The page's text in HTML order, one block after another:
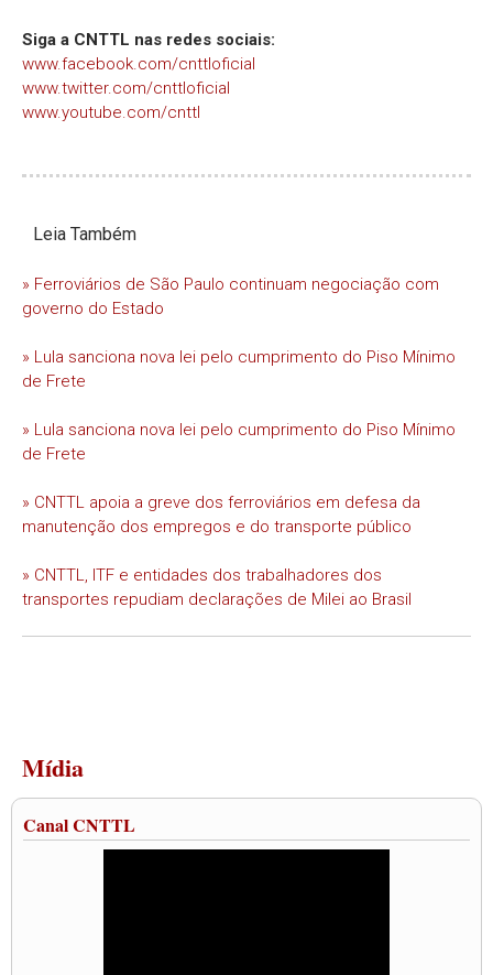
Siga a CNTTL nas redes sociais:
www.facebook.com/cnttloficial
www.twitter.com/cnttloficial
www.youtube.com/cnttl
Leia Também
» Ferroviários de São Paulo continuam negociação com
governo do Estado
» Lula sanciona nova lei pelo cumprimento do Piso Mínimo
de Frete
» Lula sanciona nova lei pelo cumprimento do Piso Mínimo
de Frete
» CNTTL apoia a greve dos ferroviários em defesa da
manutenção dos empregos e do transporte público
» CNTTL, ITF e entidades dos trabalhadores dos
transportes repudiam declarações de Milei ao Brasil
Mídia
Canal CNTTL